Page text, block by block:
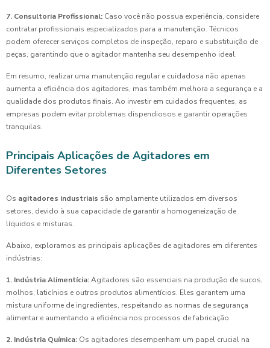
7. Consultoria Profissional: Caso você não possua experiência, considere
contratar profissionais especializados para a manutenção. Técnicos
podem oferecer serviços completos de inspeção, reparo e substituição de
peças, garantindo que o agitador mantenha seu desempenho ideal.
Em resumo, realizar uma manutenção regular e cuidadosa não apenas
aumenta a eficiência dos agitadores, mas também melhora a segurança e a
qualidade dos produtos finais. Ao investir em cuidados frequentes, as
empresas podem evitar problemas dispendiosos e garantir operações
tranquilas.
Principais Aplicações de Agitadores em
Diferentes Setores
Os agitadores industriais são amplamente utilizados em diversos
setores, devido à sua capacidade de garantir a homogeneização de
líquidos e misturas.
Abaixo, exploramos as principais aplicações de agitadores em diferentes
indústrias:
1. Indústria Alimentícia:Agitadores são essenciais na produção de sucos,
molhos, laticínios e outros produtos alimentícios. Eles garantem uma
mistura uniforme de ingredientes, respeitando as normas de segurança
alimentar e aumentando a eficiência nos processos de fabricação.
2. Indústria Química: Os agitadores desempenham um papel crucial na